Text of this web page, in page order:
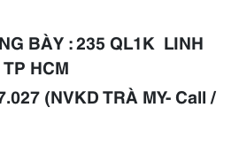
BÀY : 235 QL1K LINH
HCM
(NVKD TRÀ MY- Call /